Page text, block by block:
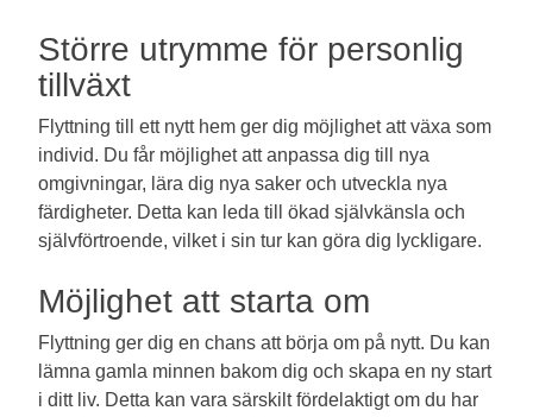
Större utrymme för personlig
tillväxt
Flyttning till ett nytt hem ger dig möjlighet att växa som
individ. Du får möjlighet att anpassa dig till nya
omgivningar, lära dig nya saker och utveckla nya
färdigheter. Detta kan leda till ökad självkänsla och
självförtroende, vilket i sin tur kan göra dig lyckligare.
Möjlighet att starta om
Flyttning ger dig en chans att börja om på nytt. Du kan
lämna gamla minnen bakom dig och skapa en ny start
i ditt liv. Detta kan vara särskilt fördelaktigt om du har